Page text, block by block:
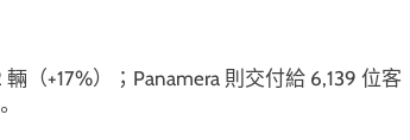
（+17%）；Panamera 則交付給 6,139 位客